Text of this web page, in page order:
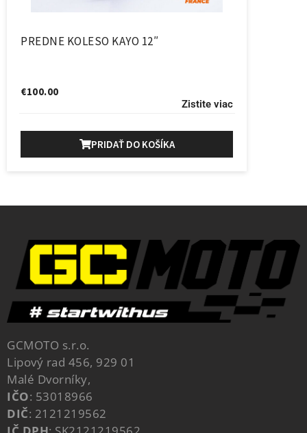
PREDNE KOLESO KAYO 12″
€100.00
Zistite viac
PRIDAŤ DO KOŠÍKA
GCMOTO s.r.o.
Lipový rad 456, 929 01
Malé Dvorníky,
IČO: 53018966
DIČ: 2121219562